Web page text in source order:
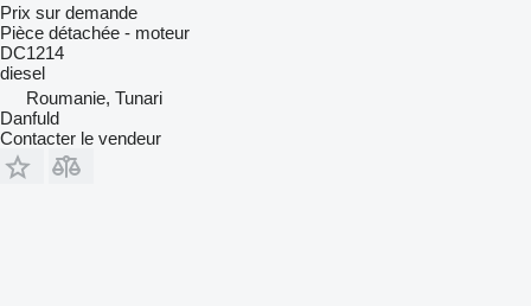
Prix sur demande
Pièce détachée - moteur
DC1214
diesel
Roumanie, Tunari
Danfuld
Contacter le vendeur